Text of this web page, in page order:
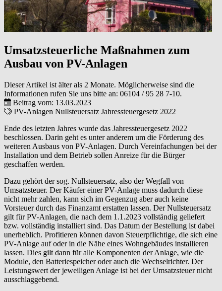
Umsatzsteuerliche Maßnahmen zum
Ausbau von PV-Anlagen
Dieser Artikel ist älter als 2 Monate. Möglicherweise sind die
Informationen rufen Sie uns bitte an: 06104 / 95 28 7-10.
Beitrag vom: 13.03.2023
PV-Anlagen Nullsteuersatz Jahressteuergesetz 2022
Ende des letzten Jahres wurde das Jahressteuergesetz 2022
beschlossen. Darin geht es unter anderem um die Förderung des
weiteren Ausbaus von PV-Anlagen. Durch Vereinfachungen bei der
Installation und dem Betrieb sollen Anreize für die Bürger
geschaffen werden.
Dazu gehört der sog. Nullsteuersatz, also der Wegfall von
Umsatzsteuer. Der Käufer einer PV-Anlage muss dadurch diese
nicht mehr zahlen, kann sich im Gegenzug aber auch keine
Vorsteuer durch das Finanzamt erstatten lassen. Der Nullsteuersatz
gilt für PV-Anlagen, die nach dem 1.1.2023 vollständig geliefert
bzw. vollständig installiert sind. Das Datum der Bestellung ist dabei
unerheblich. Profitieren können davon Steuerpflichtige, die sich eine
PV-Anlage auf oder in die Nähe eines Wohngebäudes installieren
lassen. Dies gilt dann für alle Komponenten der Anlage, wie die
Module, den Batteriespeicher oder auch die Wechselrichter. Der
Leistungswert der jeweiligen Anlage ist bei der Umsatzsteuer nicht
ausschlaggebend.